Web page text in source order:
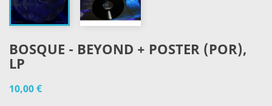
BOSQUE - BEYOND + POSTER (POR),
LP
10,00 €